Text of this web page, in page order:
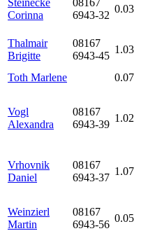
Steinecke
Corinna
08167
6943-32
0.03
Thalmair
Brigitte
08167
6943-45
1.03
Toth Marlene
0.07
Vogl
Alexandra
08167
6943-39
1.02
Vrhovnik
Daniel
08167
6943-37
1.07
Weinzierl
Martin
08167
6943-56
0.05